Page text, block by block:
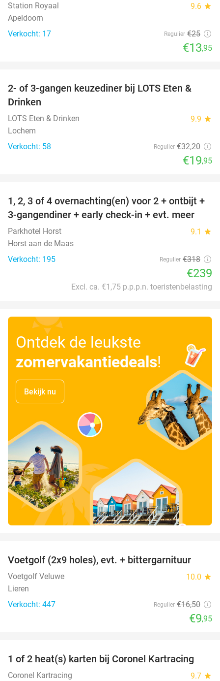
Station Royaal 9.6 star
Apeldoorn
Verkocht: 17
Regulier €25
€13,95
38%
2- of 3-gangen keuzediner bij LOTS Eten &
Drinken
LOTS Eten & Drinken 9.9 star
Lochem
Verkocht: 58
Regulier €32,20
€19,95
25%
1, 2, 3 of 4 overnachting(en) voor 2 + ontbijt +
3-gangendiner + early check-in + evt. meer
Parkhotel Horst 9.1 star
Horst aan de Maas
Verkocht: 195
Regulier €318
€239
Excl. ca. €1,75 p.p.p.n. toeristenbelasting
Ontdek de leukste
zomervakantiedeals!
Bekijk nu
40%
Voetgolf (2x9 holes), evt. + bittergarnituur
Voetgolf Veluwe 10.0 star
Lieren
Verkocht: 447
Regulier €16,50
€9,95
23%
1 of 2 heat(s) karten bij Coronel Kartracing
Coronel Kartracing 9.7 star